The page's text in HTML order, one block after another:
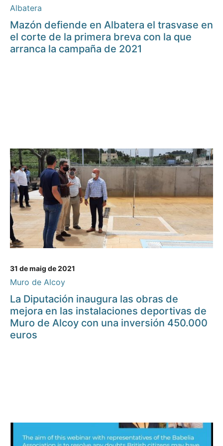
Albatera
Mazón defiende en Albatera el trasvase en
el corte de la primera breva con la que
arranca la campaña de 2021
31 de maig de 2021
Muro de Alcoy
La Diputación inaugura las obras de
mejora en las instalaciones deportivas de
Muro de Alcoy con una inversión 450.000
euros